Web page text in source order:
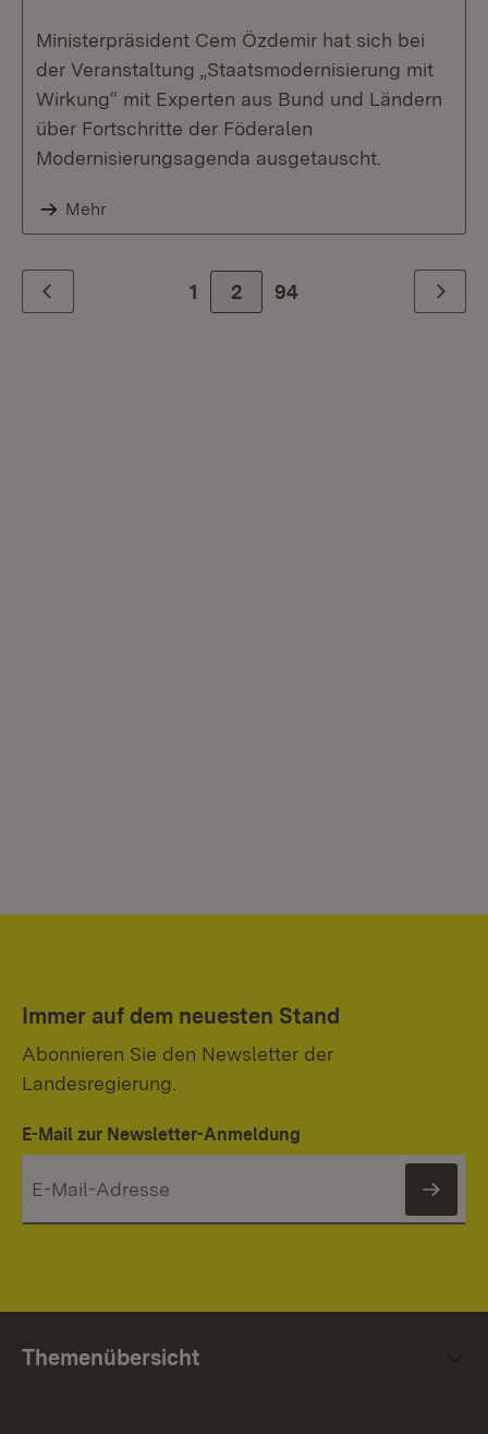
Ministerpräsident Cem Özdemir hat sich bei
der Veranstaltung „Staatsmodernisierung mit
Wirkung“ mit Experten aus Bund und Ländern
über Fortschritte der Föderalen
Modernisierungsagenda ausgetauscht.
Mehr
Zurück 1 2 Zur letzte Seite
94 Weiter
Immer auf dem neuesten Stand
Abonnieren Sie den Newsletter der
Landesregierung.
E-Mail zur Newsletter-Anmeldung
Themenübersicht